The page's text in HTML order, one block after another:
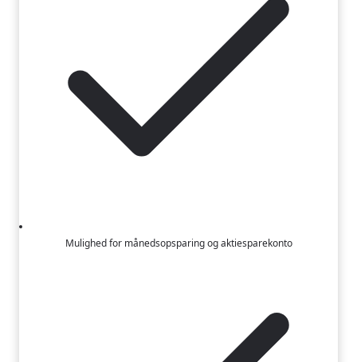
Mulighed for månedsopsparing og aktiesparekonto